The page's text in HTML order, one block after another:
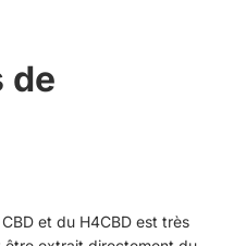
de
et du H4CBD est très